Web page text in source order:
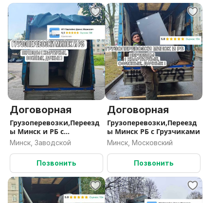
Договорная
Грузоперевозки,Переезд
ы Минск и РБ с
Грузчиками
Минск, Заводской
Позвонить
Договорная
Грузоперевозки,Переезд
ы Минск РБ с Грузчиками
Минск, Московский
Позвонить